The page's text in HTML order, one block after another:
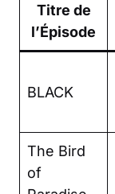
Titre de
l’Épisode
BLACK
The Bird
of